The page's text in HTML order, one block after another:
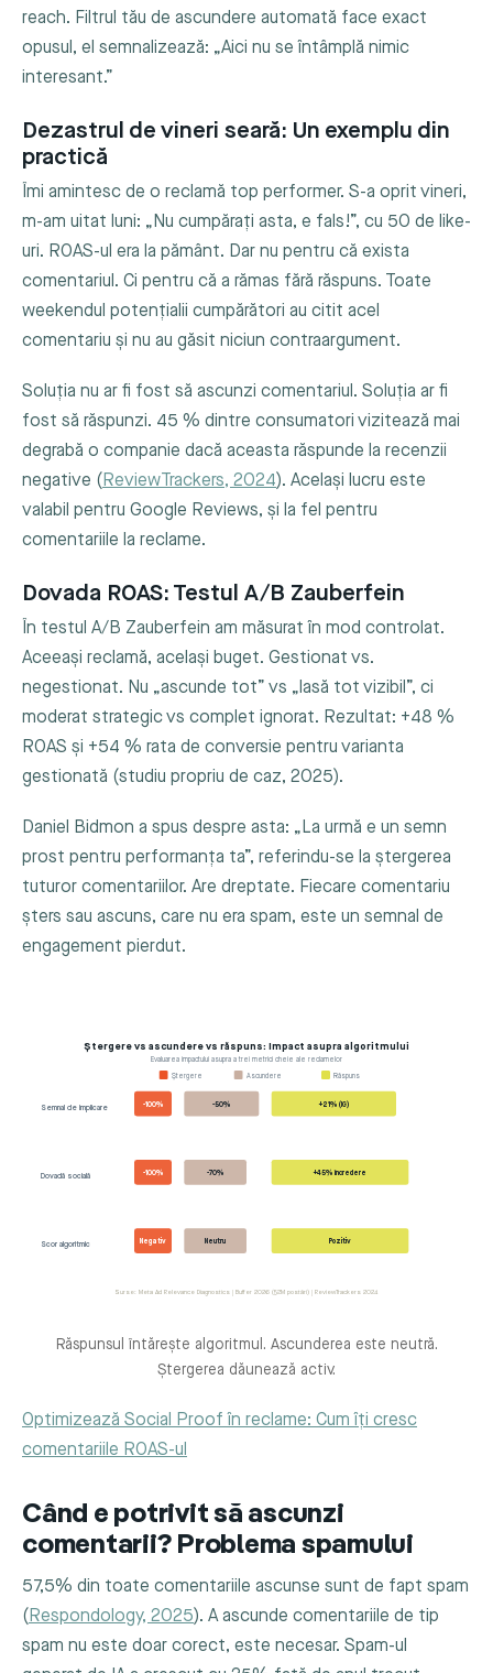
reach. Filtrul tău de ascundere automată face exact
opusul, el semnalizează: „Aici nu se întâmplă nimic
interesant.”
Dezastrul de vineri seară: Un exemplu din
practică
Îmi amintesc de o reclamă top performer. S-a oprit vineri,
m-am uitat luni: „Nu cumpărați asta, e fals!”, cu 50 de like-
uri. ROAS-ul era la pământ. Dar nu pentru că exista
comentariul. Ci pentru că a rămas fără răspuns. Toate
weekendul potențialii cumpărători au citit acel
comentariu și nu au găsit niciun contraargument.
Soluția nu ar fi fost să ascunzi comentariul. Soluția ar fi
fost să răspunzi. 45 % dintre consumatori vizitează mai
degrabă o companie dacă aceasta răspunde la recenzii
negative (ReviewTrackers, 2024). Același lucru este
valabil pentru Google Reviews, și la fel pentru
comentariile la reclame.
Dovada ROAS: Testul A/B Zauberfein
În testul A/B Zauberfein am măsurat în mod controlat.
Aceeași reclamă, același buget. Gestionat vs.
negestionat. Nu „ascunde tot” vs „lasă tot vizibil”, ci
moderat strategic vs complet ignorat. Rezultat: +48 %
ROAS și +54 % rata de conversie pentru varianta
gestionată (studiu propriu de caz, 2025).
Daniel Bidmon a spus despre asta: „La urmă e un semn
prost pentru performanța ta”, referindu-se la ștergerea
tuturor comentariilor. Are dreptate. Fiecare comentariu
șters sau ascuns, care nu era spam, este un semnal de
engagement pierdut.
Ștergere vs ascundere vs răspuns: Impact asupra algoritmului
Evaluarea impactului asupra a trei metrici cheie ale reclamelor
Semnal de implicare
Dovadă socială
Scor algoritmic
Ștergere Ascundere Răspuns
-100% -50% +21% (IG)
-100% -70% +45% încredere
Negativ Neutru Pozitiv
Surse: Meta Ad Relevance Diagnostics | Buffer 2026 (52M postări) | ReviewTrackers 2024
Răspunsul întărește algoritmul. Ascunderea este neutră.
Ștergerea dăunează activ.
Optimizează Social Proof în reclame: Cum îți cresc
comentariile ROAS-ul
Când e potrivit să ascunzi
comentarii? Problema spamului
57,5% din toate comentariile ascunse sunt de fapt spam
(Respondology, 2025). A ascunde comentariile de tip
spam nu este doar corect, este necesar. Spam-ul